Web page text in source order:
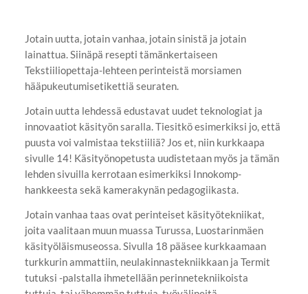
Jotain uutta, jotain vanhaa, jotain sinistä ja jotain
lainattua. Siinäpä resepti tämänkertaiseen
Tekstiiliopettaja-lehteen perinteistä morsiamen
hääpukeutumisetikettiä seuraten.
Jotain uutta lehdessä edustavat uudet teknologiat ja
innovaatiot käsityön saralla. Tiesitkö esimerkiksi jo, että
puusta voi valmistaa tekstiiliä? Jos et, niin kurkkaapa
sivulle 14! Käsityönopetusta uudistetaan myös ja tämän
lehden sivuilla kerrotaan esimerkiksi Innokomp-
hankkeesta sekä kamerakynän pedagogiikasta.
Jotain vanhaa taas ovat perinteiset käsityötekniikat,
joita vaalitaan muun muassa Turussa, Luostarinmäen
käsityöläismuseossa. Sivulla 18 pääsee kurkkaamaan
turkkurin ammattiin, neulakinnastekniikkaan ja Termit
tutuksi -palstalla ihmetellään perinnetekniikoista